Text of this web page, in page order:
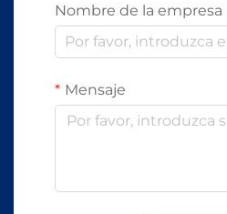
Nombre de la empresa
Mensaje